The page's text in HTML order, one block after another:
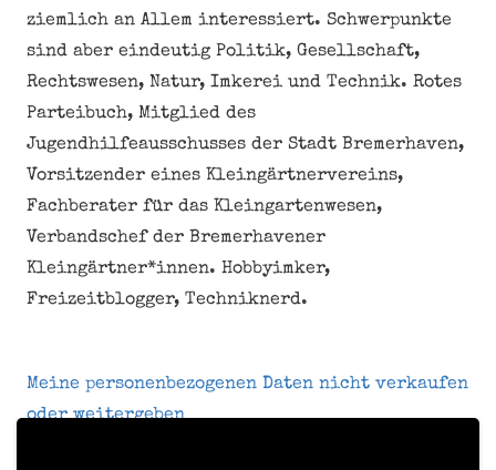
ziemlich an Allem interessiert. Schwerpunkte
sind aber eindeutig Politik, Gesellschaft,
Rechtswesen, Natur, Imkerei und Technik. Rotes
Parteibuch, Mitglied des
Jugendhilfeausschusses der Stadt Bremerhaven,
Vorsitzender eines Kleingärtnervereins,
Fachberater für das Kleingartenwesen,
Verbandschef der Bremerhavener
Kleingärtner*innen. Hobbyimker,
Freizeitblogger, Techniknerd.
Meine personenbezogenen Daten nicht verkaufen
oder weitergeben